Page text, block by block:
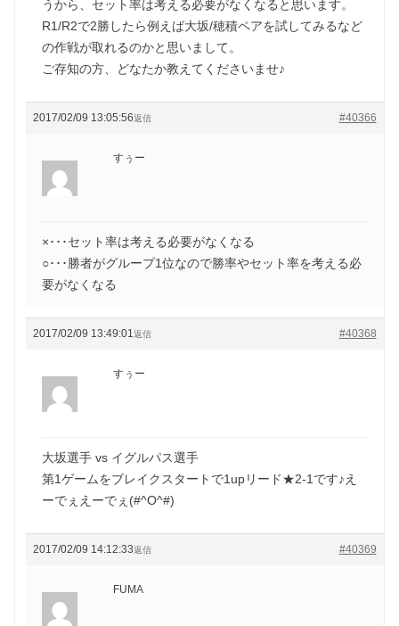
うから、セット率は考える必要がなくなると思います。
R1/R2で2勝したら例えば大坂/穂積ペアを試してみるなど
の作戦が取れるのかと思いまして。
ご存知の方、どなたか教えてくださいませ♪
2017/02/09 13:05:56 #40366
返信
すぅー
×･･･セット率は考える必要がなくなる
○･･･勝者がグループ1位なので勝率やセット率を考える必
要がなくなる
2017/02/09 13:49:01 #40368
返信
すぅー
大坂選手 vs イグルパス選手
第1ゲームをブレイクスタートで1upリード★2-1です♪え
ーでぇえーでぇ(#^O^#)
2017/02/09 14:12:33 #40369
返信
FUMA